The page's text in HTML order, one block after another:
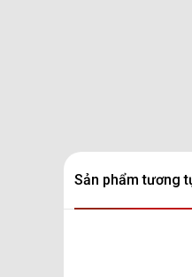
Sản phẩm tương